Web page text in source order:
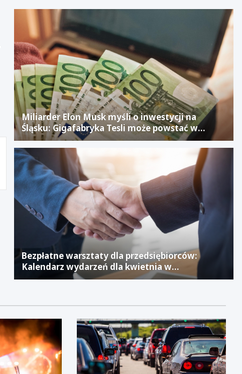
Miliarder Elon Musk myśli o inwestycji na
Śląsku: Gigafabryka Tesli może powstać w
mieście po upadłym projekcie Izerze
Bezpłatne warsztaty dla przedsiębiorców:
Kalendarz wydarzeń dla kwietnia w
Jaworznickim Laboratorium Biznesu